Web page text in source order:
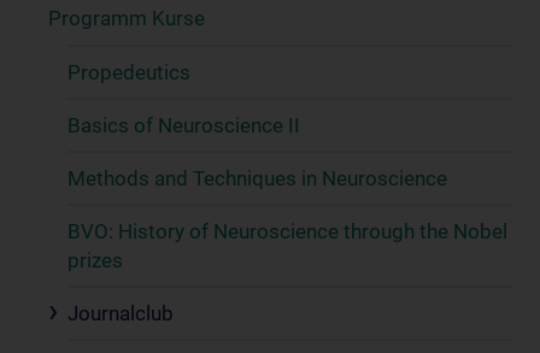
Programm Kurse
Propedeutics
Basics of Neuroscience II
Methods and Techniques in Neuroscience
BVO: History of Neuroscience through the Nobel
prizes
Journalclub